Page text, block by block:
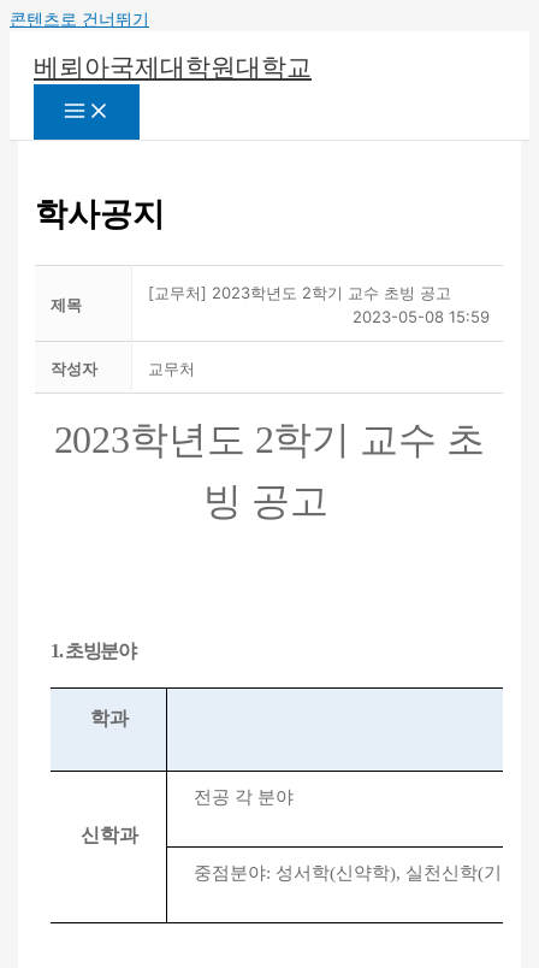
콘텐츠로 건너뛰기
베뢰아국제대학원대학교
학사공지
제목
[교무처] 2023학년도 2학기 교수 초빙 공고
2023-05-08 15:59
작성자 교무처
2023학년도 2학기 교수 초
빙 공고
1.초빙분야
학과
신학과
전공 각 분야
중점분야: 성서학(신약학), 실천신학(기독